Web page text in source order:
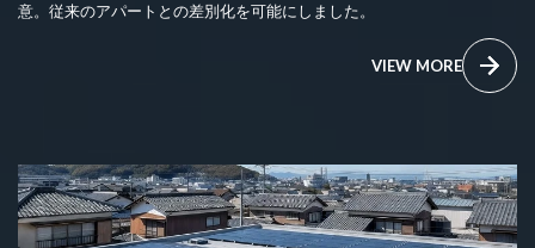
意。従来のアパートとの差別化を可能にしました。
VIEW MORE